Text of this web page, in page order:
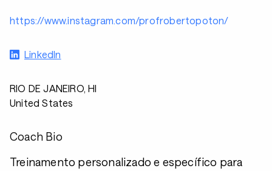
https://www.instagram.com/profrobertopoton/
LinkedIn
RIO DE JANEIRO, HI
United States
Coach Bio
Treinamento personalizado e específico para